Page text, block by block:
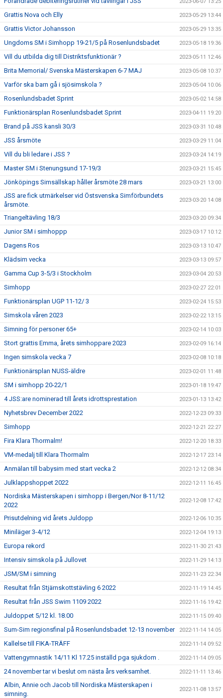
Grattis Nova och Elly 2023-05-29 13:44
Grattis Victor Johansson 2023-05-29 13:35
Ungdoms SM i Simhopp 19-21/5 på Rosenlundsbadet 2023-05-18 19:36
Vill du utbilda dig till Distriktsfunktionär ? 2023-05-11 12:46
Brita Memorial/ Svenska Mästerskapen 6-7 MAJ 2023-05-08 10:37
Varför ska barn gå i sjösimskola ? 2023-05-04 10:06
Rosenlundsbadet Sprint 2023-05-02 14:58
Funktionärsplan Rosenlundsbadet Sprint 2023-04-11 19:20
Brand på JSS kansli 30/3 2023-03-31 10:48
JSS årsmöte 2023-03-29 11:04
Vill du bli ledare i JSS ? 2023-03-24 14:19
Master SM i Stenungsund 17-19/3 2023-03-21 15:45
Jönköpings Simsällskap håller årsmöte 28 mars 2023-03-21 13:00
JSS are fick utmärkelser vid Östsvenska Simförbundets
årsmöte.
2023-03-20 14:08
Triangeltävling 18/3 2023-03-20 09:34
Junior SM i simhoppp 2023-03-17 10:12
Dagens Ros 2023-03-13 10:47
Klädsim vecka 2023-03-13 09:57
Gamma Cup 3-5/3 i Stockholm 2023-03-04 20:53
Simhopp 2023-02-27 22:01
Funktionärsplan UGP 11-12/ 3 2023-02-24 15:53
Simskola våren 2023 2023-02-22 13:15
Simning för personer 65+ 2023-02-14 10:03
Stort grattis Emma, årets simhoppare 2023 2023-02-09 16:14
Ingen simskola vecka 7 2023-02-08 10:18
Funktionärsplan NUSS-äldre 2023-02-01 11:48
SM i simhopp 20-22/1 2023-01-18 19:47
4 JSS:are nominerad till årets idrottsprestation 2023-01-13 13:42
Nyhetsbrev December 2022 2022-12-23 09:33
Simhopp 2022-12-21 22:27
Fira Klara Thormalm! 2022-12-20 18:33
VM-medalj till Klara Thormalm 2022-12-17 23:14
Anmälan till babysim med start vecka 2 2022-12-12 08:34
Julklappshoppet 2022 2022-12-11 16:45
Nordiska Mästerskapen i simhopp i Bergen/Nor 8-11/12
2022
2022-12-08 17:42
Prisutdelning vid årets Juldopp 2022-12-06 10:35
Miniläger 3-4/12 2022-12-04 19:13
Europa rekord 2022-11-30 21:43
Intensiv simskola på Jullovet 2022-11-29 14:13
JSM/SM i simning 2022-11-23 22:34
Resultat från Stjärnskottstävling 6 2022 2022-11-19 14:45
Resultat från JSS Swim 1109 2022 2022-11-16 19:42
Juldoppet 5/12 kl. 18.00 2022-11-15 09:40
Sum-Sim regionsfinal på Rosenlundsbadet 12-13 november 2022-11-14 14:05
Kallelse till FIKA-TRÄFF 2022-11-14 09:52
Vattengymnastik 14/11 Kl 17.25 inställd pga sjukdom . 2022-11-14 09:05
24 november tar vi beslut om nästa års verksamhet. 2022-11-11 13:46
Albin, Annie och Jacob till Nordiska Mästerskapen i
simning.
2022-11-08 13:57